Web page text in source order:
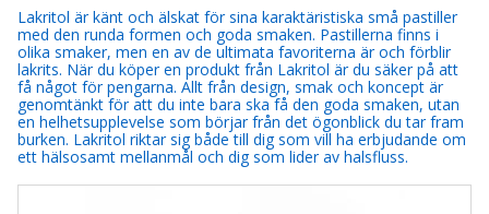
Lakritol är känt och älskat för sina karaktäristiska små pastiller
med den runda formen och goda smaken. Pastillerna finns i
olika smaker, men en av de ultimata favoriterna är och förblir
lakrits. När du köper en produkt från Lakritol är du säker på att
få något för pengarna. Allt från design, smak och koncept är
genomtänkt för att du inte bara ska få den goda smaken, utan
en helhetsupplevelse som börjar från det ögonblick du tar fram
burken. Lakritol riktar sig både till dig som vill ha erbjudande om
ett hälsosamt mellanmål och dig som lider av halsfluss.